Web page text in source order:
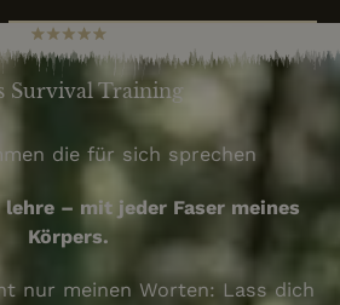
Survival Training
die für sich sprechen
– mit jeder Faser meines
Körpers.
nur meinen Worten: Lass dich